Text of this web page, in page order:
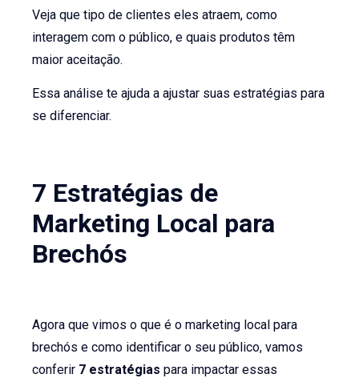
Veja que tipo de clientes eles atraem, como
interagem com o público, e quais produtos têm
maior aceitação.
Essa análise te ajuda a ajustar suas estratégias para
se diferenciar.
7 Estratégias de
Marketing Local para
Brechós
Agora que vimos o que é o marketing local para
brechós e como identificar o seu público, vamos
conferir 7 estratégias para impactar essas